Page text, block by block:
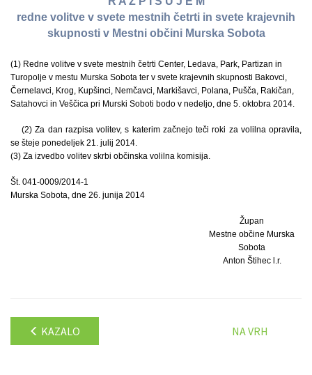
redne volitve v svete mestnih četrti in svete krajevnih
skupnosti v Mestni občini Murska Sobota
(1) Redne volitve v svete mestnih četrti Center, Ledava, Park, Partizan in
Turopolje v mestu Murska Sobota ter v svete krajevnih skupnosti Bakovci,
Černelavci, Krog, Kupšinci, Nemčavci, Markišavci, Polana, Pušča, Rakičan,
Satahovci in Veščica pri Murski Soboti bodo v nedeljo, dne 5. oktobra 2014.
(2) Za dan razpisa volitev, s katerim začnejo teči roki za volilna opravila,
se šteje ponedeljek 21. julij 2014.
(3) Za izvedbo volitev skrbi občinska volilna komisija.
Št. 041-0009/2014-1
Murska Sobota, dne 26. junija 2014
Župan
Mestne občine Murska
Sobota
Anton Štihec l.r.
KAZALO NA VRH